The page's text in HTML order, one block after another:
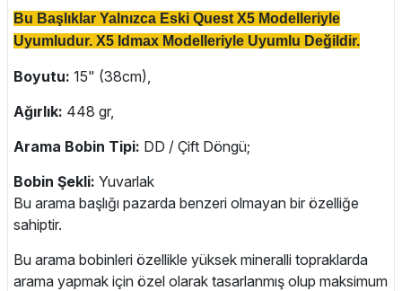
Bu Başlıklar Yalnızca Eski Quest X5 Modelleriyle
Uyumludur. X5 Idmax Modelleriyle Uyumlu Değildir.
Boyutu: 15" (38cm),
Ağırlık: 448 gr,
Arama Bobin Tipi: DD / Çift Döngü;
Bobin Şekli: Yuvarlak
Bu arama başlığı pazarda benzeri olmayan bir özelliğe
sahiptir.
Bu arama bobinleri özellikle yüksek mineralli topraklarda
arama yapmak için özel olarak tasarlanmış olup maksimum